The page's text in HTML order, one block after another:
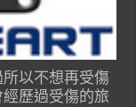
以不想再受傷
歷過受傷的旅